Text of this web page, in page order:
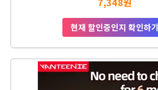
현재 할인중인지 확인하기